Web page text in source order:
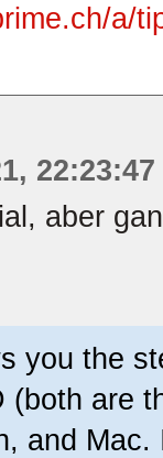
a/
22:23:47
aber
you the
(both are
and